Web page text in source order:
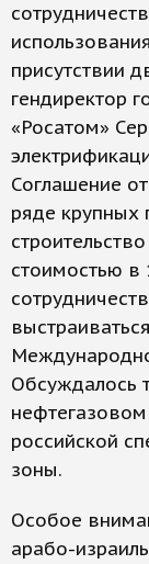
присутствии
гендиректор
«Росатом»
Соглашение
ряде крупных
стоимостью в
Обсуждалось
нефтегазовом
российской
зоны.
Особое
арабо-